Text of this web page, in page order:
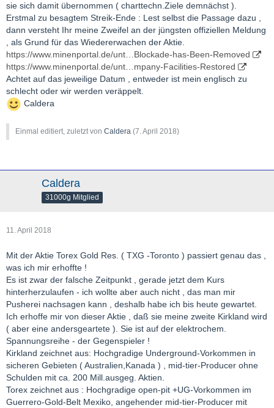
sie sich damit übernommen ( charttechn.Ziele demnächst ).
Erstmal zu besagtem Streik-Ende : Lest selbst die Passage dazu ,
dann versteht Ihr meine Zweifel an der jüngsten offiziellen Meldung
, als Grund für das Wiedererwachen der Aktie.
https://www.minenportal.de/unt…Blockade-has-Been-Removed
https://www.minenportal.de/unt…mpany-Facilities-Restored
Achtet auf das jeweilige Datum , entweder ist mein englisch zu
schlecht oder wir werden veräppelt.
Caldera
Einmal editiert, zuletzt von Caldera (7. April 2018)
Caldera
31000g Mitglied
11. April 2018
Mit der Aktie Torex Gold Res. ( TXG -Toronto ) passiert genau das ,
was ich mir erhoffte !
Es ist zwar der falsche Zeitpunkt , gerade jetzt dem Kurs
hinterherzulaufen - ich wollte aber auch nicht , das man mir
Pusherei nachsagen kann , deshalb habe ich bis heute gewartet.
Ich erhoffe mir von dieser Aktie , daß sie meine zweite Kirkland wird
( aber eine andersgeartete ). Sie ist auf der elektrochem.
Spannungsreihe - der Gegenspieler !
Kirkland zeichnet aus: Hochgradige Underground-Vorkommen in
sicheren Gebieten ( Australien,Kanada ) , mid-tier-Producer ohne
Schulden mit ca. 200 Mill.ausgeg. Aktien.
Torex zeichnet aus : Hochgradige open-pit +UG-Vorkommen im
Guerrero-Gold-Belt Mexiko, angehender mid-tier-Producer mit